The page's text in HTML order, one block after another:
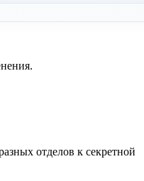
отделов к секретной